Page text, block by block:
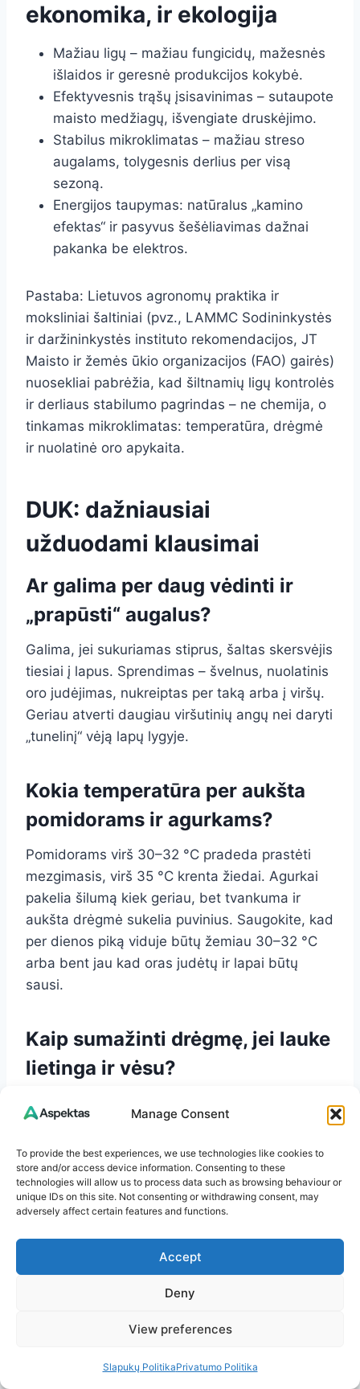
Manage Consent
To provide the best experiences, we use technologies like cookies to
store and/or access device information. Consenting to these
technologies will allow us to process data such as browsing behaviour or
unique IDs on this site. Not consenting or withdrawing consent, may
adversely affect certain features and functions.
Accept
Deny
View preferences
Slapukų PolitikaPrivatumo Politika
ekonomika, ir ekologija
Mažiau ligų – mažiau fungicidų, mažesnės
išlaidos ir geresnė produkcijos kokybė.
Efektyvesnis trąšų įsisavinimas – sutaupote
maisto medžiagų, išvengiate druskėjimo.
Stabilus mikroklimatas – mažiau streso
augalams, tolygesnis derlius per visą
sezoną.
Energijos taupymas: natūralus „kamino
efektas“ ir pasyvus šešėliavimas dažnai
pakanka be elektros.
Pastaba: Lietuvos agronomų praktika ir
moksliniai šaltiniai (pvz., LAMMC Sodininkystės
ir daržininkystės instituto rekomendacijos, JT
Maisto ir žemės ūkio organizacijos (FAO) gairės)
nuosekliai pabrėžia, kad šiltnamių ligų kontrolės
ir derliaus stabilumo pagrindas – ne chemija, o
tinkamas mikroklimatas: temperatūra, drėgmė
ir nuolatinė oro apykaita.
DUK: dažniausiai
užduodami klausimai
Ar galima per daug vėdinti ir
„prapūsti“ augalus?
Galima, jei sukuriamas stiprus, šaltas skersvėjis
tiesiai į lapus. Sprendimas – švelnus, nuolatinis
oro judėjimas, nukreiptas per taką arba į viršų.
Geriau atverti daugiau viršutinių angų nei daryti
„tunelinį“ vėją lapų lygyje.
Kokia temperatūra per aukšta
pomidorams ir agurkams?
Pomidorams virš 30–32 °C pradeda prastėti
mezgimasis, virš 35 °C krenta žiedai. Agurkai
pakelia šilumą kiek geriau, bet tvankuma ir
aukšta drėgmė sukelia puvinius. Saugokite, kad
per dienos piką viduje būtų žemiau 30–32 °C
arba bent jau kad oras judėtų ir lapai būtų
sausi.
Kaip sumažinti drėgmę, jei lauke
lietinga ir vėsu?
Atverkite viršutines angas (kad išeitų šiltas,
drėgnas oras) ir palikite minimalų įsiurbimą
apačioje. Venkite vakarinio laistymo. Jei reikia,
trumpam įjunkite ventiliatorių, kad
išjudintumėte orą per lapų zoną.
Ar ventiliatorius nepakenks
apdulkinimui?
žiedadulkėms judėti ir gerina apdulkinimą, ypač